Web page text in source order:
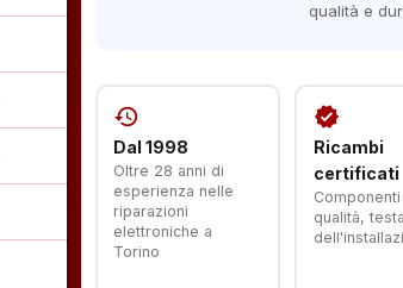
qualità e
history
Dal 1998
Oltre 28 anni di
esperienza nelle
riparazioni
elettroniche a
Torino
verified
Ricambi
certificati
Componenti
qualità,